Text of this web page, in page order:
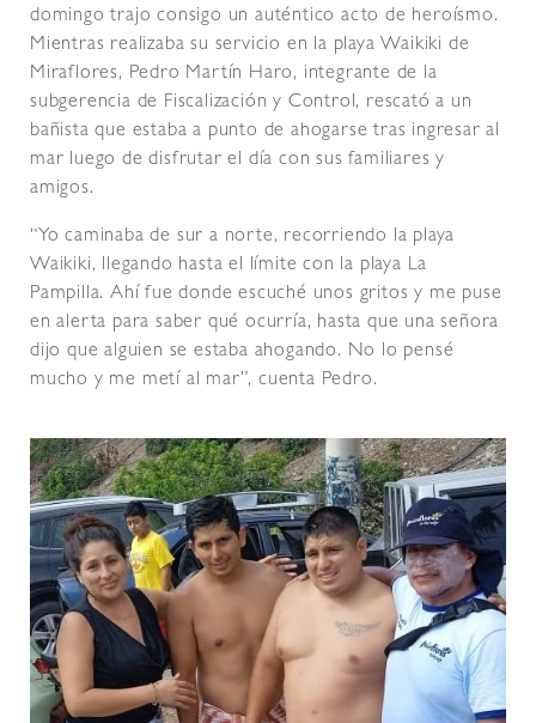
domingo trajo consigo un auténtico acto de heroísmo.
Mientras realizaba su servicio en la playa Waikiki de
Miraflores, Pedro Martín Haro, integrante de la
subgerencia de Fiscalización y Control, rescató a un
bañista que estaba a punto de ahogarse tras ingresar al
mar luego de disfrutar el día con sus familiares y
amigos.
“Yo caminaba de sur a norte, recorriendo la playa
Waikiki, llegando hasta el límite con la playa La
Pampilla. Ahí fue donde escuché unos gritos y me puse
en alerta para saber qué ocurría, hasta que una señora
dijo que alguien se estaba ahogando. No lo pensé
mucho y me metí al mar”, cuenta Pedro.